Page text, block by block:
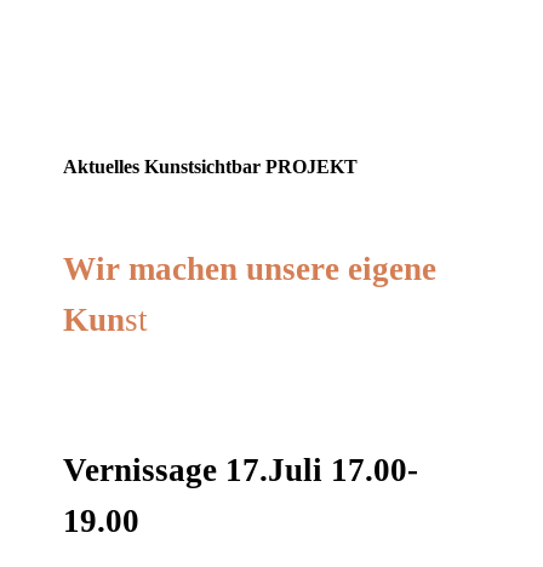
Aktuelles Kunstsichtbar PROJEKT
Wir machen unsere eigene
Kunst
Vernissage 17.Juli 17.00-
19.00